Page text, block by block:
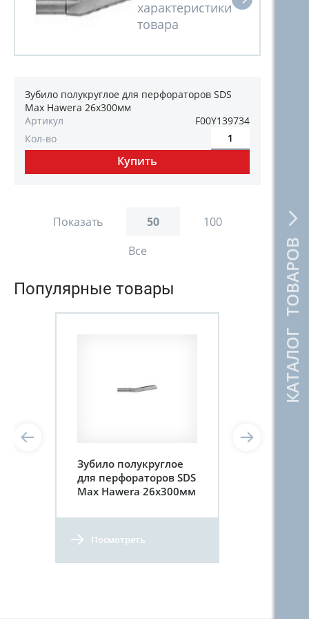
КАТАЛОГ ТОВАРОВ
Зубило полукруглое для перфораторов SDS
Max Hawera 26x300мм
Артикул
F00Y139734
Кол-во
Показать 50
100
Все
Популярные товары
Зубило полукруглое
для перфораторов SDS
Max Hawera 26x300мм
Посмотреть